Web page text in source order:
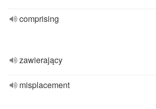
comprising
zawierający
misplacement